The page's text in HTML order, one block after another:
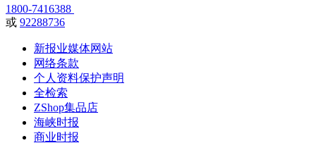
1800-7416388
或 92288736
新报业媒体网站
网络条款
个人资料保护声明
全检索
ZShop集品店
海峡时报
商业时报